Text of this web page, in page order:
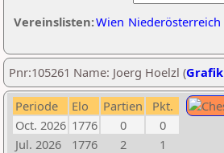
Vereinslisten:Wien Niederösterreich
Pnr:105261 Name: Joerg Hoelzl (
Periode Elo Partien
Pkt.
Oct. 2026 1776 0
0
Jul. 2026
1776 2
1